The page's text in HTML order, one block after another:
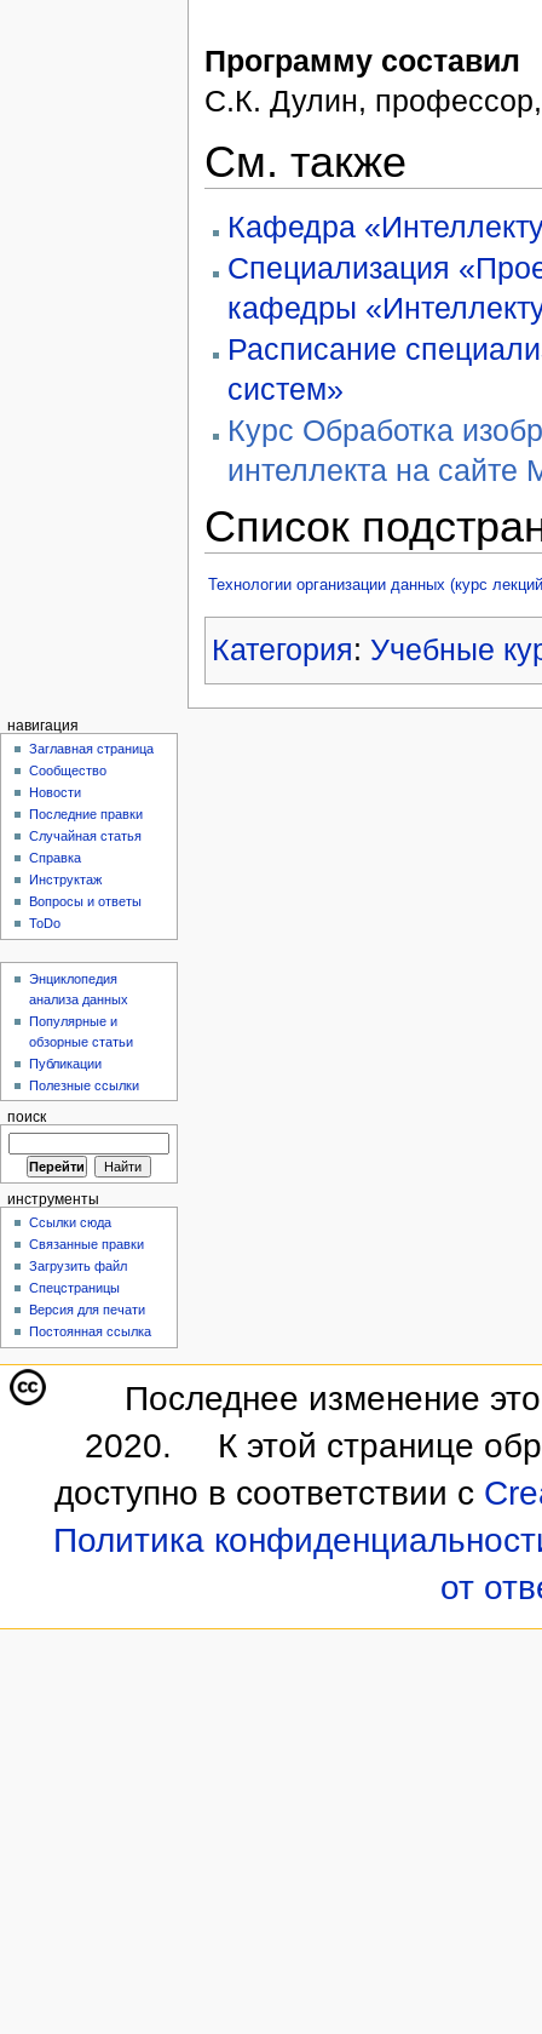
Программу составил
С.К. Дулин,
См. также
Кафедра
Специализация
кафедры
Расписание
систем»
Курс Обработка
интеллекта на
Список
Технологии организации данных (курс
Категория: Учебные
навигация
Заглавная страница
Сообщество
Новости
Последние правки
Случайная статья
Справка
Инструктаж
Вопросы и ответы
ToDo
Энциклопедия
анализа данных
Популярные и
обзорные статьи
Публикации
Полезные ссылки
поиск
инструменты
Ссылки сюда
Связанные правки
Загрузить файл
Спецстраницы
Версия для печати
Постоянная ссылка
Последнее изменение
2020.
К этой странице
доступно в соответствии с
Политика
от